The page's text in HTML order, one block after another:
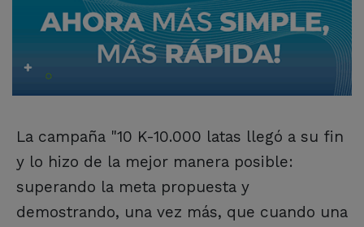
La campaña "10 K-10.000 latas llegó a su fin
y lo hizo de la mejor manera posible:
superando la meta propuesta y
demostrando, una vez más, que cuando una